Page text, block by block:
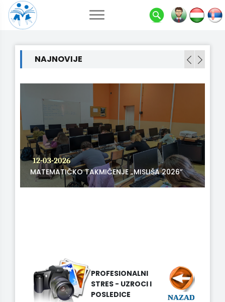
NAJNOVIJE
12-03-2026
MATEMATIČKO TAKMIČENJE „MISLIŠA 2026”
PROFESIONALNI
STRES - UZROCI I
POSLEDICE
NAZAD